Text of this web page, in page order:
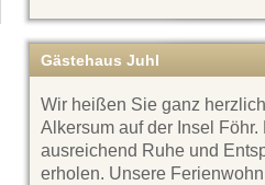
Gästehaus Juhl
Wir heißen Sie ganz
Alkersum auf der Insel
ausreichend Ruhe und
erholen. Unsere